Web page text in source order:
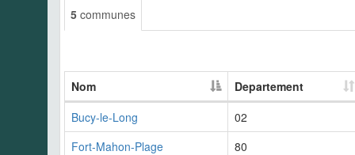
5 communes
Nom
Departement
Bucy-le-Long
02
Fort-Mahon-Plage
80